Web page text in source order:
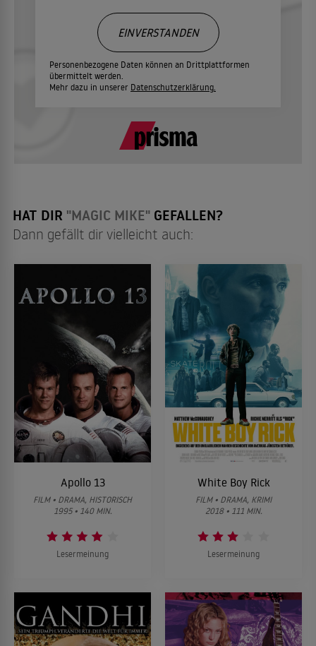
Personenbezogene Daten können an Drittplattformen
übermittelt werden.
Mehr dazu in unserer Datenschutzerklärung.
EINVERSTANDEN
HAT DIR "MAGIC MIKE" GEFALLEN?
Dann gefällt dir vielleicht auch:
Apollo 13
FILM • DRAMA, HISTORISCH
1995 • 140 MIN.
Lesermeinung
White Boy Rick
FILM • DRAMA, KRIMI
2018 • 111 MIN.
Lesermeinung